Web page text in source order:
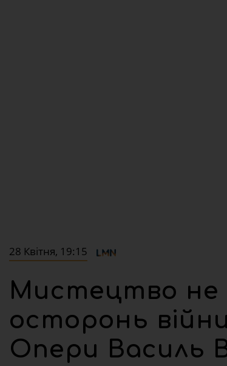
28 Квітня, 19:15
Мистецтво не
осторонь
Опери Василь